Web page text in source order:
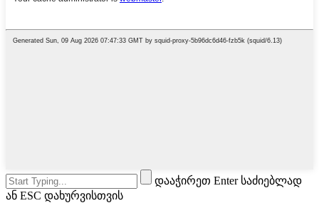
დააჭირეთ Enter საძიებლად
ან ESC დახურვისთვის